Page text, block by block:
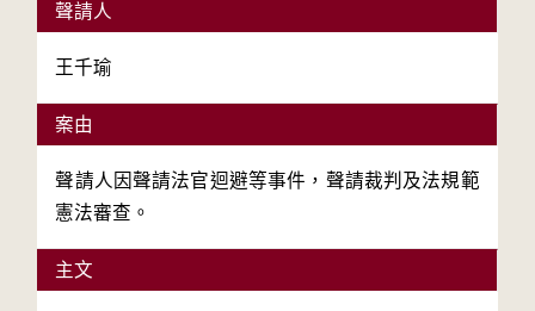
聲請人
王千瑜
案由
聲請人因聲請法官迴避等事件，聲請裁判及法規範
憲法審查。
主文